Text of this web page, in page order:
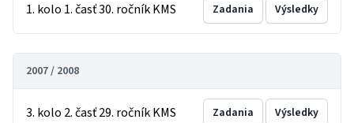
1. kolo 1. časť 30. ročník KMS Zadania Výsledky
2007 / 2008
3. kolo 2. časť 29. ročník KMS Zadania Výsledky